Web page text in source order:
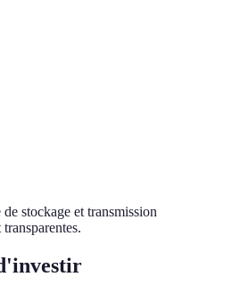
stockage et transmission